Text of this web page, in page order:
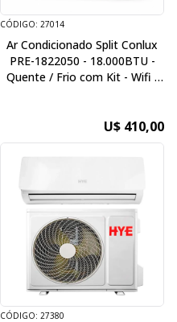
CÓDIGO: 27014
Ar Condicionado Split Conlux
PRE-1822050 - 18.000BTU -
Quente / Frio com Kit - Wifi -
U$ 410,00
CÓDIGO: 27380